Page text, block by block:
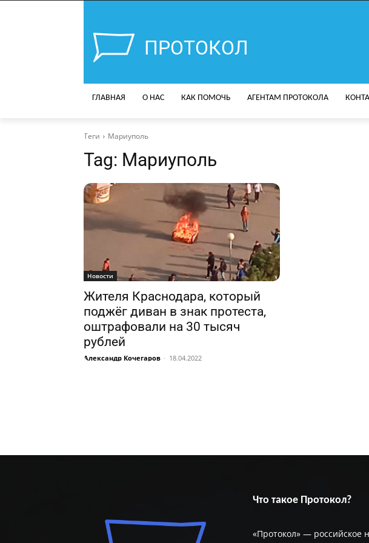
ПРОТОКОЛ
ГЛАВНАЯ О НАС КАК ПОМОЧЬ АГЕНТАМ ПРОТОКОЛА
Теги Мариуполь
Tag: Мариуполь
Новости
Жителя Краснодара, который
поджёг диван в знак протеста,
оштрафовали на 30 тысяч
рублей
Александр Кочегаров - 18.04.2022
Что такое Протокол?
«Протокол» — российское